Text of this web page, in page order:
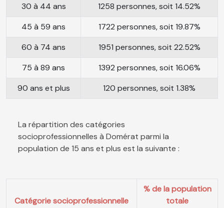
30 à 44 ans
1258 personnes, soit 14.52%
45 à 59 ans
1722 personnes, soit 19.87%
60 à 74 ans
1951 personnes, soit 22.52%
75 à 89 ans
1392 personnes, soit 16.06%
90 ans et plus
120 personnes, soit 1.38%
La répartition des catégories
socioprofessionnelles à Domérat parmi la
population de 15 ans et plus est la suivante :
Catégorie socioprofessionnelle
% de la population
totale